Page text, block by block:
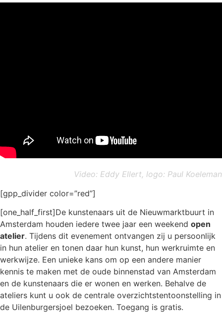
Video: Eddy Ellert, logo: Paul Koeleman
[gpp_divider color=”red”]
[one_half_first]De kunstenaars uit de Nieuwmarktbuurt in
Amsterdam houden iedere twee jaar een weekend open
atelier. Tijdens dit evenement ontvangen zij u persoonlijk
in hun atelier en tonen daar hun kunst, hun werkruimte en
werkwijze. Een unieke kans om op een andere manier
kennis te maken met de oude binnenstad van Amsterdam
en de kunstenaars die er wonen en werken. Behalve de
ateliers kunt u ook de centrale overzichtstentoonstelling in
de Uilenburgersjoel bezoeken. Toegang is gratis.